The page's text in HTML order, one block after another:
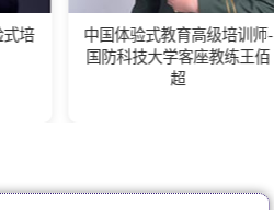
中国体验式教育高级培训师-
国防科技大学客座教练王佰
湖
会长